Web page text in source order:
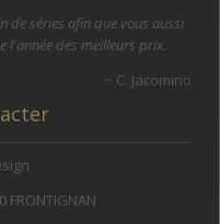
de séries afin que vous aussi
l'année des meilleurs prix.
~ C. Jacomino
FRONTIGNAN